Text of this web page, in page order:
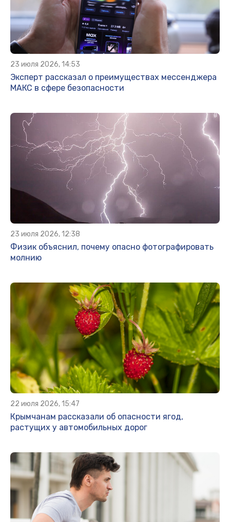
23 июля 2026, 14:53
Эксперт рассказал о преимуществах мессенджера
МАКС в сфере безопасности
23 июля 2026, 12:38
Физик объяснил, почему опасно фотографировать
молнию
22 июля 2026, 15:47
Крымчанам рассказали об опасности ягод,
растущих у автомобильных дорог